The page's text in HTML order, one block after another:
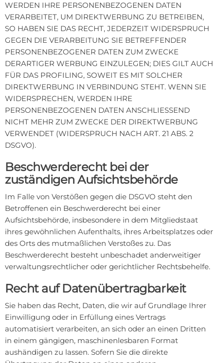
WERDEN IHRE PERSONENBEZOGENEN DATEN
VERARBEITET, UM DIREKTWERBUNG ZU BETREIBEN,
SO HABEN SIE DAS RECHT, JEDERZEIT WIDERSPRUCH
GEGEN DIE VERARBEITUNG SIE BETREFFENDER
PERSONENBEZOGENER DATEN ZUM ZWECKE
DERARTIGER WERBUNG EINZULEGEN; DIES GILT AUCH
FÜR DAS PROFILING, SOWEIT ES MIT SOLCHER
DIREKTWERBUNG IN VERBINDUNG STEHT. WENN SIE
WIDERSPRECHEN, WERDEN IHRE
PERSONENBEZOGENEN DATEN ANSCHLIESSEND
NICHT MEHR ZUM ZWECKE DER DIREKTWERBUNG
VERWENDET (WIDERSPRUCH NACH ART. 21 ABS. 2
DSGVO).
Beschwerde­recht bei der
zuständigen Aufsichts­behörde
Im Falle von Verstößen gegen die DSGVO steht den
Betroffenen ein Beschwerderecht bei einer
Aufsichtsbehörde, insbesondere in dem Mitgliedstaat
ihres gewöhnlichen Aufenthalts, ihres Arbeitsplatzes oder
des Orts des mutmaßlichen Verstoßes zu. Das
Beschwerderecht besteht unbeschadet anderweitiger
verwaltungsrechtlicher oder gerichtlicher Rechtsbehelfe.
Recht auf Daten­übertrag­barkeit
Sie haben das Recht, Daten, die wir auf Grundlage Ihrer
Einwilligung oder in Erfüllung eines Vertrags
automatisiert verarbeiten, an sich oder an einen Dritten
in einem gängigen, maschinenlesbaren Format
aushändigen zu lassen. Sofern Sie die direkte